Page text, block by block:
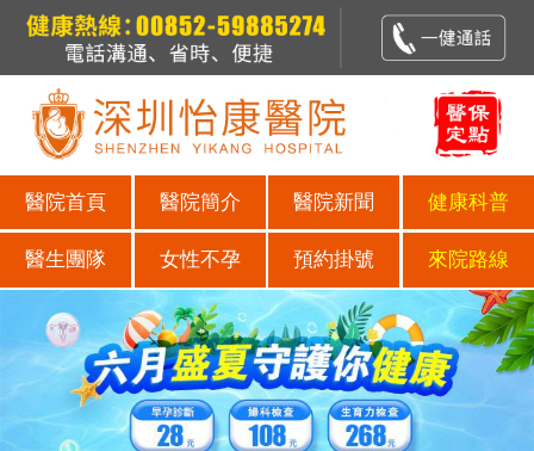
醫院首頁 醫院簡介 醫院新聞 健康科普
醫生團隊 女性不孕 預約掛號 來院路線